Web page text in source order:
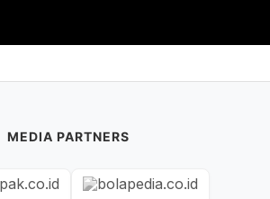
MEDIA PARTNERS